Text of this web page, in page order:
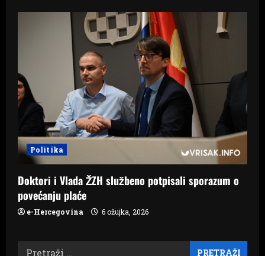
Politika
Doktori i Vlada ŽZH službeno potpisali sporazum o
povećanju plaće
e-Hercegovina 6 ožujka, 2026
Pretraži: